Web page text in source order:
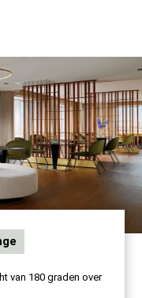
van 180 graden over